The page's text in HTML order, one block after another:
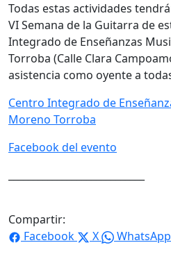
Todas estas actividades
VI Semana de la Guitarra de
Integrado de Enseñanzas
Torroba (Calle Clara
asistencia como oyente a
Centro Integrado de
Moreno Torroba
Facebook del evento
Compartir:
Facebook
X WhatsApp